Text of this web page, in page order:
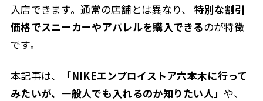
入店できます。通常の店舗とは異なり、 特別な割引
価格でスニーカーやアパレルを購入できるのが特徴
です。
本記事は、
「NIKEエンプロイストア六本木に行って
みたいが、一般人でも入れるのか知りたい人」 や、